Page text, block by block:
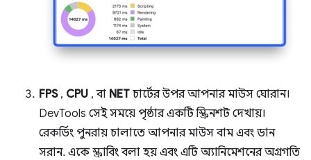
FPS, CPU , বা NET চার্টের উপর আপনার মাউস ঘোরান।
DevTools সেই সময়ে পৃষ্ঠার একটি স্ক্রিনশট দেখায়।
রেকর্ডিং পুনরায় চালাতে আপনার মাউস বাম এবং ডান
সরান. একে স্ক্রাবিং বলা হয় এবং এটি অ্যানিমেশনের অগ্রগতি